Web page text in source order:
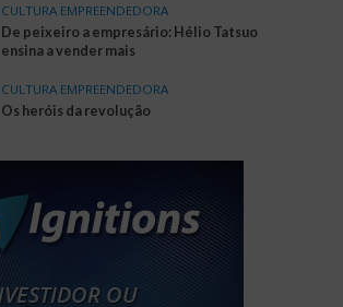
CULTURA EMPREENDEDORA
De peixeiro a empresário: Hélio Tatsuo
ensina a vender mais
CULTURA EMPREENDEDORA
Os heróis da revolução